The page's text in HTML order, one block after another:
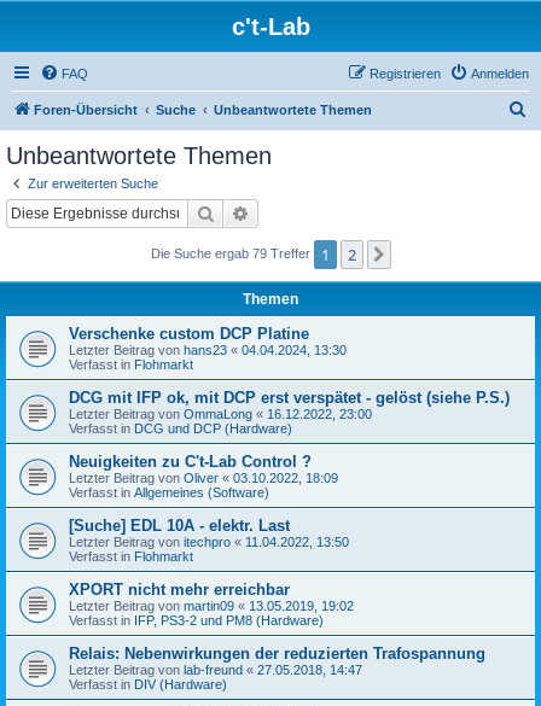
c't-Lab
FAQ Anmelden
Registrieren
Foren-Übersicht Suche Unbeantwortete Themen
Unbeantwortete Themen
Zur erweiterten Suche
Suche
Die Suche ergab 79 Treffer 1 2
Themen
Verschenke custom DCP Platine
Letzter Beitrag von hans23 « 04.04.2024, 13:30
Verfasst in Flohmarkt
DCG mit IFP ok, mit DCP erst verspätet - gelöst (siehe P.S.)
Letzter Beitrag von OmmaLong « 16.12.2022, 23:00
Verfasst in DCG und DCP (Hardware)
Neuigkeiten zu C't-Lab Control ?
Letzter Beitrag von Oliver « 03.10.2022, 18:09
Verfasst in Allgemeines (Software)
[Suche] EDL 10A - elektr. Last
Letzter Beitrag von itechpro « 11.04.2022, 13:50
Verfasst in Flohmarkt
XPORT nicht mehr erreichbar
Letzter Beitrag von martin09 « 13.05.2019, 19:02
Verfasst in IFP, PS3-2 und PM8 (Hardware)
Relais: Nebenwirkungen der reduzierten Trafospannung
Letzter Beitrag von lab-freund « 27.05.2018, 14:47
Verfasst in DIV (Hardware)